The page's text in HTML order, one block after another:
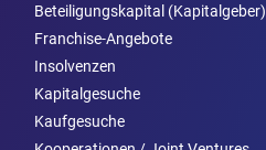
Beteiligungskapital (Kapitalgeber)
Franchise-Angebote
Insolvenzen
Kapitalgesuche
Kaufgesuche